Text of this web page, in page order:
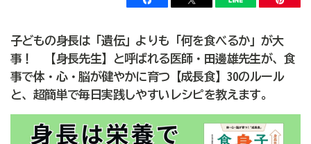
子どもの身長は「遺伝」よりも「何を食べるか」が大
事！ 【身長先生】と呼ばれる医師・田邊雄先生が、食
事で体・心・脳が健やかに育つ【成長食】30のルール
と、超簡単で毎日実践しやすいレシピを教えます。